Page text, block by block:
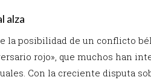
alza
la posibilidad de un conflicto
rojo», que muchos han
Con la creciente disputa